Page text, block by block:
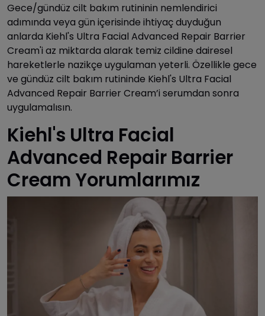
Gece/gündüz cilt bakım rutininin nemlendirici
adımında veya gün içerisinde ihtiyaç duyduğun
anlarda Kiehl's Ultra Facial Advanced Repair Barrier
Cream'i az miktarda alarak temiz cildine dairesel
hareketlerle nazikçe uygulaman yeterli. Özellikle gece
ve gündüz cilt bakım rutininde Kiehl's Ultra Facial
Advanced Repair Barrier Cream’i serumdan sonra
uygulamalısın.
Kiehl's Ultra Facial
Advanced Repair Barrier
Cream Yorumlarımız